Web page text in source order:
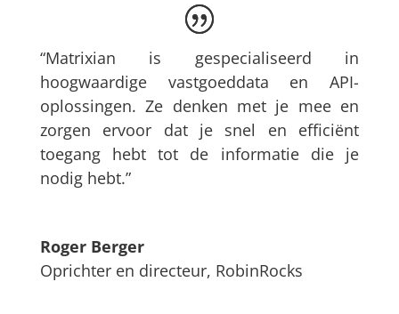
“Matrixian is gespecialiseerd in
hoogwaardige vastgoeddata en API-
oplossingen. Ze denken met je mee en
zorgen ervoor dat je snel en efficiënt
toegang hebt tot de informatie die je
nodig hebt.”
Roger Berger
Oprichter en directeur, RobinRocks